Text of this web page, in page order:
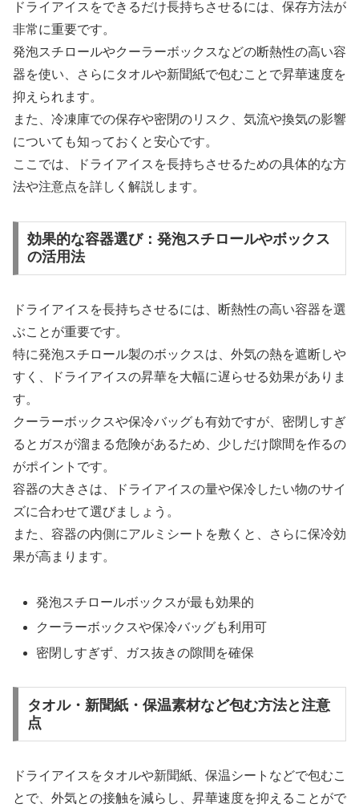
ドライアイスをできるだけ長持ちさせるには、保存方法が
非常に重要です。
発泡スチロールやクーラーボックスなどの断熱性の高い容
器を使い、さらにタオルや新聞紙で包むことで昇華速度を
抑えられます。
また、冷凍庫での保存や密閉のリスク、気流や換気の影響
についても知っておくと安心です。
ここでは、ドライアイスを長持ちさせるための具体的な方
法や注意点を詳しく解説します。
効果的な容器選び：発泡スチロールやボックス
の活用法
ドライアイスを長持ちさせるには、断熱性の高い容器を選
ぶことが重要です。
特に発泡スチロール製のボックスは、外気の熱を遮断しや
すく、ドライアイスの昇華を大幅に遅らせる効果がありま
す。
クーラーボックスや保冷バッグも有効ですが、密閉しすぎ
るとガスが溜まる危険があるため、少しだけ隙間を作るの
がポイントです。
容器の大きさは、ドライアイスの量や保冷したい物のサイ
ズに合わせて選びましょう。
また、容器の内側にアルミシートを敷くと、さらに保冷効
果が高まります。
発泡スチロールボックスが最も効果的
クーラーボックスや保冷バッグも利用可
密閉しすぎず、ガス抜きの隙間を確保
タオル・新聞紙・保温素材など包む方法と注意
点
ドライアイスをタオルや新聞紙、保温シートなどで包むこ
とで、外気との接触を減らし、昇華速度を抑えることがで